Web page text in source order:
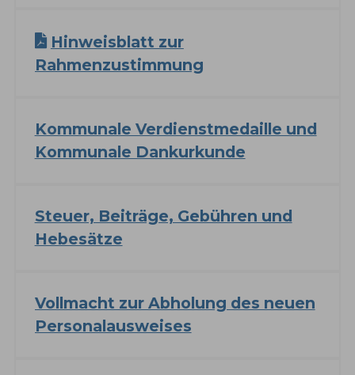
Hinweisblatt zur
Rahmenzustimmung
Kommunale Verdienstmedaille und
Kommunale Dankurkunde
Steuer, Beiträge, Gebühren und
Hebesätze
Vollmacht zur Abholung des neuen
Personalausweises